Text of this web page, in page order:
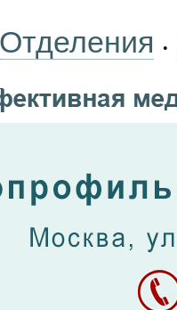
Отделения •